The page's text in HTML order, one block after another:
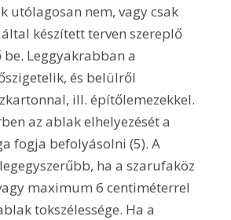
utólagosan nem, vagy csak
készített terven szereplő
Leggyakrabban a
és belülről
ill. építőlemezekkel.
az ablak elhelyezését a
fogja befolyásolni (5). A
ha a szarufaköz
maximum 6 centiméterrel
tokszélessége. Ha a